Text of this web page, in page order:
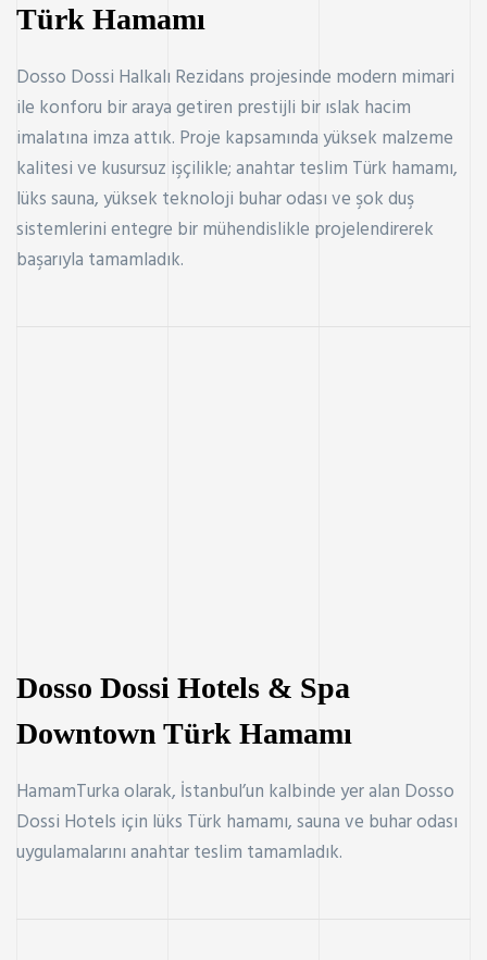
Türk Hamamı
Dosso Dossi Halkalı Rezidans projesinde modern mimari
ile konforu bir araya getiren prestijli bir ıslak hacim
imalatına imza attık. Proje kapsamında yüksek malzeme
kalitesi ve kusursuz işçilikle; anahtar teslim Türk hamamı,
lüks sauna, yüksek teknoloji buhar odası ve şok duş
sistemlerini entegre bir mühendislikle projelendirerek
başarıyla tamamladık.
Dosso Dossi Hotels & Spa
Downtown Türk Hamamı
HamamTurka olarak, İstanbul’un kalbinde yer alan Dosso
Dossi Hotels için lüks Türk hamamı, sauna ve buhar odası
uygulamalarını anahtar teslim tamamladık.